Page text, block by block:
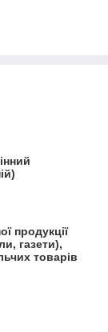
продукції
газети),
товарів